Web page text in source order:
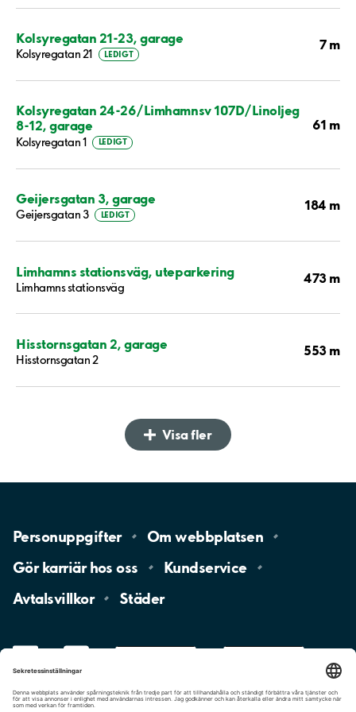
Kolsyregatan 21-23, garage
Kolsyregatan 21 LEDIGT
7 m
Kolsyregatan 24-26/Limhamnsv 107D/Linoljeg
8-12, garage
Kolsyregatan 1 LEDIGT
61 m
Geijersgatan 3, garage
Geijersgatan 3 LEDIGT
184 m
Limhamns stationsväg, uteparkering
Limhamns stationsväg
473 m
Hisstornsgatan 2, garage
Hisstornsgatan 2
553 m
Visa fler
Personuppgifter Omwebbplatsen
Gör karriär hososs
Kundservice
Avtalsvillkor
Städer